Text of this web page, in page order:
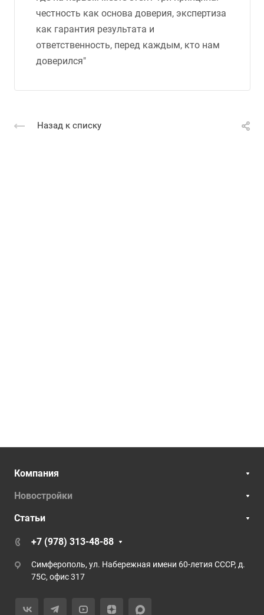
честность как основа доверия, экспертиза
как гарантия результата и
ответственность, перед каждым, кто нам
доверился"
Назад к списку
Компания
Новостройки
Статьи
+7 (978) 313-48-88
Симферополь, ул. Набережная имени 60-летия СССР, д.
75С, офис 317